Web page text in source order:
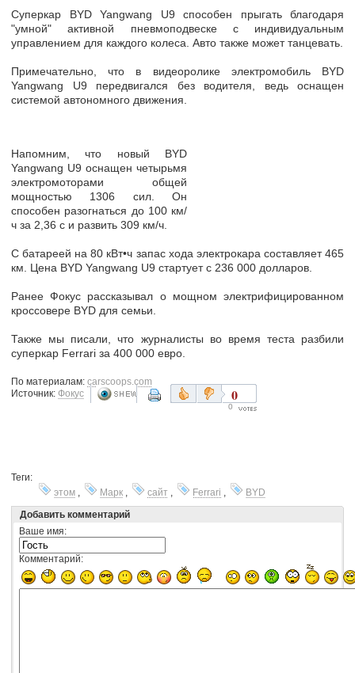
Суперкар BYD Yangwang U9 способен прыгать благодаря
"умной" активной пневмоподвеске с индивидуальным
управлением для каждого колеса. Авто также может танцевать.
Примечательно, что в видеоролике электромобиль BYD
Yangwang U9 передвигался без водителя, ведь оснащен
системой автономного движения.
Напомним, что новый BYD
Yangwang U9 оснащен четырьмя
электромоторами общей
мощностью 1306 сил. Он
способен разогнаться до 100 км/
ч за 2,36 с и развить 309 км/ч.
С батареей на 80 кВт•ч запас хода электрокара составляет 465
км. Цена BYD Yangwang U9 стартует с 236 000 долларов.
Ранее Фокус рассказывал о мощном электрифицированном
кроссовере BYD для семьи.
Также мы писали, что журналисты во время теста разбили
суперкар Ferrari за 400 000 евро.
По материалам: carscoops.com
Источник: Фокус 0
0
Теги:
этом
Марк сайт Ferrari
BYD
Добавить комментарий
Ваше имя:
Комментарий: